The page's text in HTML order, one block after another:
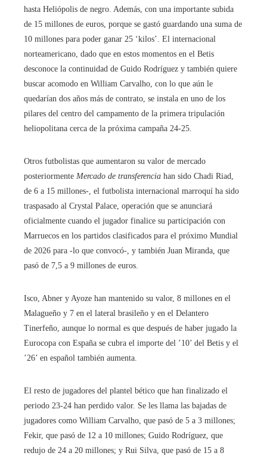
hasta Heliópolis de negro. Además, con una importante subida
de 15 millones de euros, porque se gastó guardando una suma de
10 millones para poder ganar 25 ‘kilos’. El internacional
norteamericano, dado que en estos momentos en el Betis
desconoce la continuidad de Guido Rodríguez y también quiere
buscar acomodo en William Carvalho, con lo que aún le
quedarían dos años más de contrato, se instala en uno de los
pilares del centro del campamento de la primera tripulación
heliopolitana cerca de la próxima campaña 24-25.
Otros futbolistas que aumentaron su valor de mercado
posteriormente Mercado de transferencia han sido Chadi Riad,
de 6 a 15 millones-, el futbolista internacional marroquí ha sido
traspasado al Crystal Palace, operación que se anunciará
oficialmente cuando el jugador finalice su participación con
Marruecos en los partidos clasificados para el próximo Mundial
de 2026 para -lo que convocó-, y también Juan Miranda, que
pasó de 7,5 a 9 millones de euros.
Isco, Abner y Ayoze han mantenido su valor, 8 millones en el
Malagueño y 7 en el lateral brasileño y en el Delantero
Tinerfeño, aunque lo normal es que después de haber jugado la
Eurocopa con España se cubra el importe del ’10’ del Betis y el
’26’ en español también aumenta.
El resto de jugadores del plantel bético que han finalizado el
periodo 23-24 han perdido valor. Se les llama las bajadas de
jugadores como William Carvalho, que pasó de 5 a 3 millones;
Fekir, que pasó de 12 a 10 millones; Guido Rodríguez, que
redujo de 24 a 20 millones; y Rui Silva, que pasó de 15 a 8